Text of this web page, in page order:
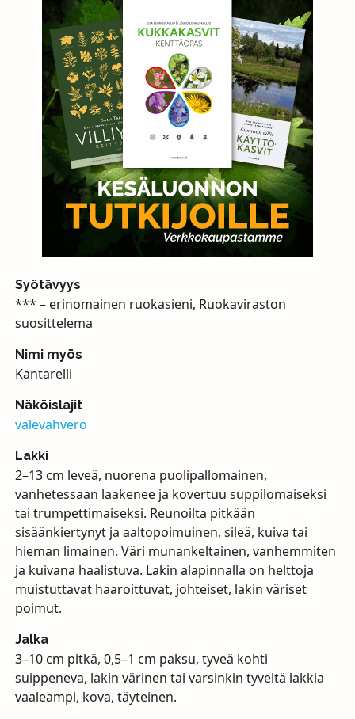
Syötävyys
*** – erinomainen ruokasieni, Ruokaviraston
suosittelema
Nimi myös
Kantarelli
Näköislajit
valevahvero
Lakki
2–13 cm leveä, nuorena puolipallomainen,
vanhetessaan laakenee ja kovertuu suppilomaiseksi
tai trumpettimaiseksi. Reunoilta pitkään
sisäänkiertynyt ja aaltopoimuinen, sileä, kuiva tai
hieman limainen. Väri munankeltainen, vanhemmiten
ja kuivana haalistuva. Lakin alapinnalla on helttoja
muistuttavat haaroittuvat, johteiset, lakin väriset
poimut.
Jalka
3–10 cm pitkä, 0,5–1 cm paksu, tyveä kohti
suippeneva, lakin värinen tai varsinkin tyveltä lakkia
vaaleampi, kova, täyteinen.